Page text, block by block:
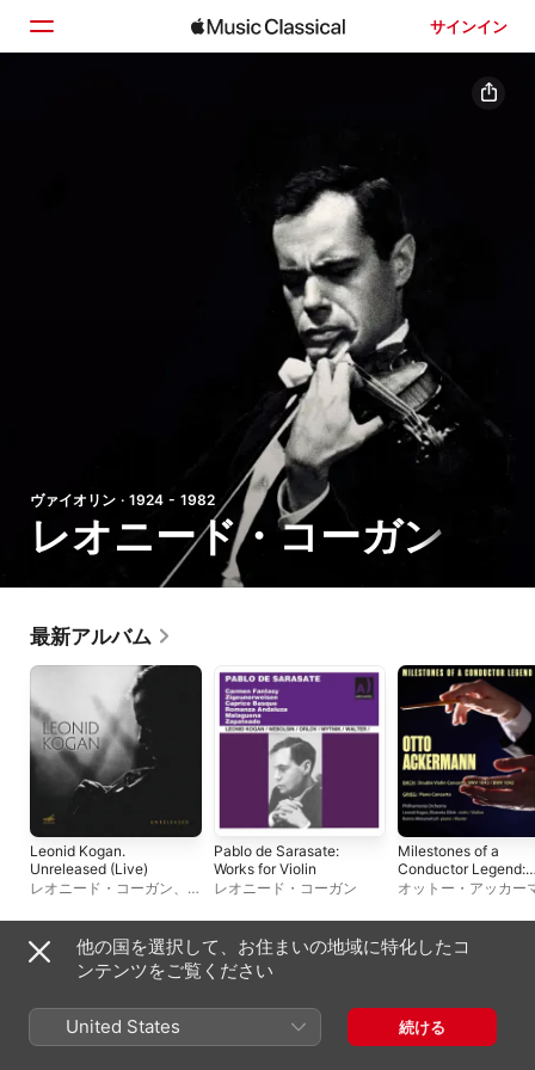
サインイン
ヴァイオリン · 1924 - 1982
レオニード・コーガン
最新アルバム
Leonid Kogan.
Unreleased (Live)
レオニード・コーガン、 ロ
ル・コーガン
Pablo de Sarasate:
Works for Violin
レオニード・コーガン
Milestones of a
Conductor Legend:
Otto Ackermann,
オットー・アッカー
ライブアルバム
他の国を選択して、お住まいの地域に特化したコ
ンテンツをご覧ください
United States 続ける